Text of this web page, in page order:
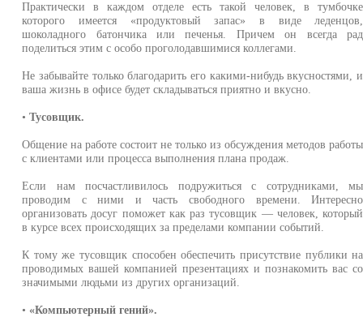
Практически в каждом отделе есть такой человек, в тумбочке
которого имеется «продуктовый запас» в виде леденцов,
шоколадного батончика или печенья. Причем он всегда рад
поделиться этим с особо проголодавшимися коллегами.
Не забывайте только благодарить его какими-нибудь вкусностями, и
ваша жизнь в офисе будет складываться приятно и вкусно.
•Тусовщик.
Общение на работе состоит не только из обсуждения методов работы
с клиентами или процесса выполнения плана продаж.
Если нам посчастливилось подружиться с сотрудниками, мы
проводим с ними и часть свободного времени. Интересно
организовать досуг поможет как раз тусовщик — человек, который
в курсе всех происходящих за пределами компании событий.
К тому же тусовщик способен обеспечить присутствие публики на
проводимых вашей компанией презентациях и познакомить вас со
значимыми людьми из других организаций.
•«Компьютерный гений».